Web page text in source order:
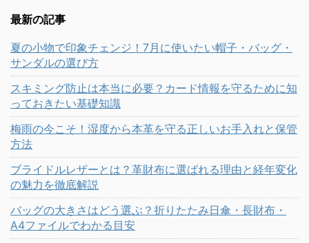
最新の記事
夏の小物で印象チェンジ！7月に使いたい帽子・バッグ・
サンダルの選び方
スキミング防止は本当に必要？カード情報を守るために知
っておきたい基礎知識
梅雨の今こそ！湿度から本革を守る正しいお手入れと保管
方法
ブライドルレザーとは？革財布に選ばれる理由と経年変化
の魅力を徹底解説
バッグの大きさはどう選ぶ？折りたたみ日傘・長財布・
A4ファイルでわかる目安